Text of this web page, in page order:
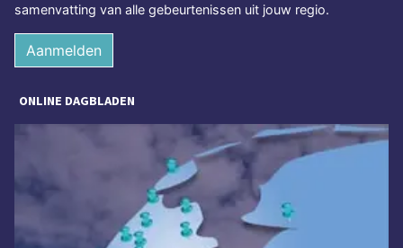
samenvatting van alle gebeurtenissen uit jouw regio.
Aanmelden
ONLINE DAGBLADEN